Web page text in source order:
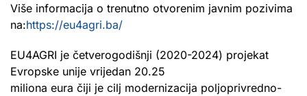
Više informacija o trenutno otvorenim javnim pozivima
na:https://eu4agri.ba/
EU4AGRI je četverogodišnji (2020-2024) projekat
Evropske unije vrijedan 20.25
miliona eura čiji je cilj modernizacija poljoprivredno-